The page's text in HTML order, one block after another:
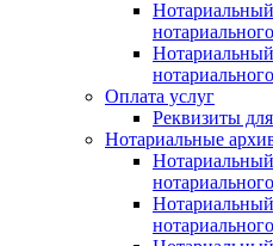
Оплата услуг
Реквизиты
Нотариальные